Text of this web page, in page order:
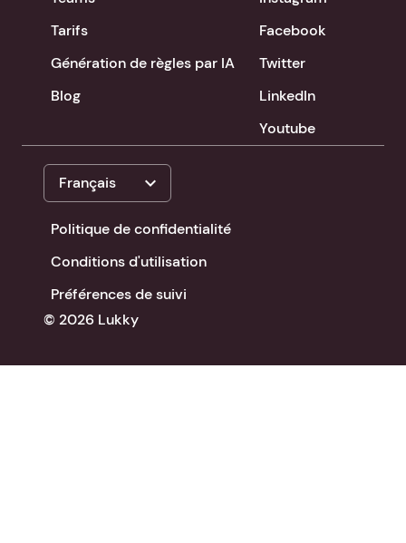
Tarifs
Génération de règles par IA
Blog
Facebook
Twitter
LinkedIn
Youtube
Français expand_more
Politique de confidentialité
Conditions d'utilisation
Préférences de suivi
© 2026 Lukky